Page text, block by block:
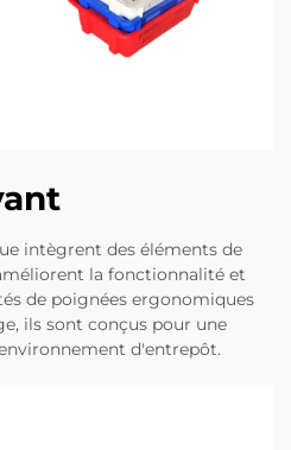
intègrent des éléments de
la fonctionnalité et
de poignées ergonomiques
ils sont conçus pour une
d'entrepôt.